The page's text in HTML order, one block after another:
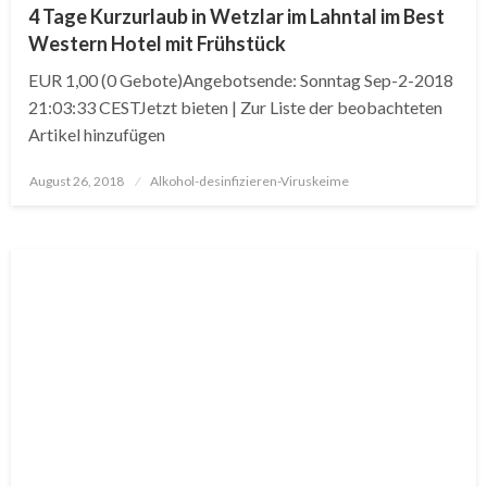
4 Tage Kurzurlaub in Wetzlar im Lahntal im Best
Western Hotel mit Frühstück
EUR 1,00 (0 Gebote)Angebotsende: Sonntag Sep-2-2018
21:03:33 CESTJetzt bieten | Zur Liste der beobachteten
Artikel hinzufügen
Posted
August 26, 2018 Alkohol-desinfizieren-Viruskeime